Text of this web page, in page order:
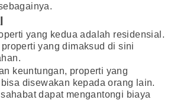
yang kedua adalah residensial.
yang dimaksud di sini
keuntungan, properti yang
disewakan kepada orang lain.
dapat mengantongi biaya